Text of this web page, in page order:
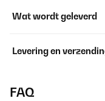
Wat wordt geleverd
Levering en
FAQ